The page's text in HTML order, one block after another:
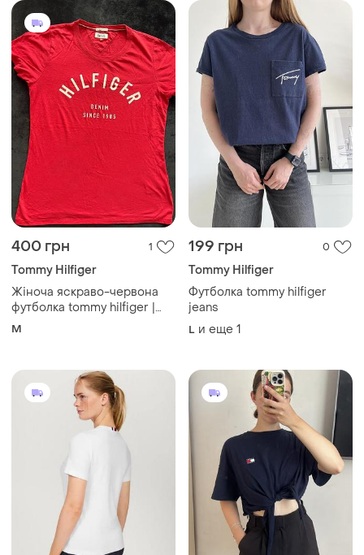
400 грн 1
Tommy Hilfiger
Жіноча яскраво-червона
футболка tommy hilfiger |
розмір m
M
199 грн 0
Tommy Hilfiger
Футболка tommy hilfiger
jeans
L и еще 1